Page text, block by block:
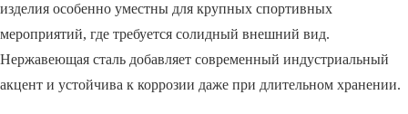
изделия особенно уместны для крупных спортивных
мероприятий, где требуется солидный внешний вид.
Нержавеющая сталь добавляет современный индустриальный
акцент и устойчива к коррозии даже при длительном хранении.